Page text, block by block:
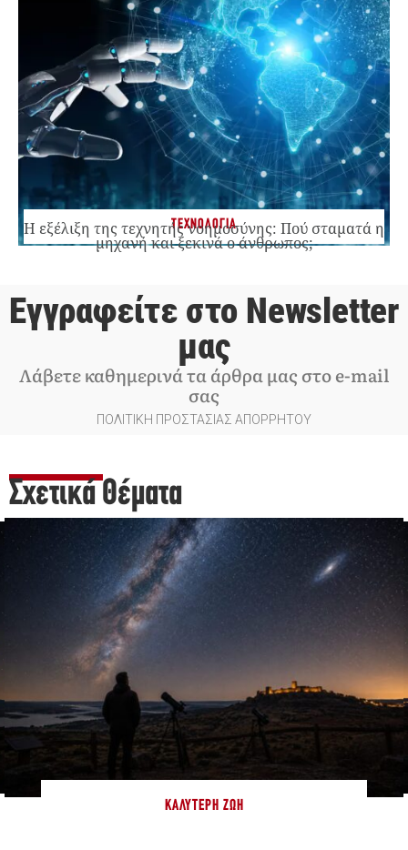
ΤΕΧΝΟΛΟΓΙΑ
Η εξέλιξη της τεχνητής νοημοσύνης: Πού σταματά η
μηχανή και ξεκινά ο άνθρωπος;
Εγγραφείτε στο Newsletter
μας
Λάβετε καθημερινά τα άρθρα μας στο e-mail
σας
ΠΟΛΙΤΙΚΗ ΠΡΟΣΤΑΣΙΑΣ ΑΠΟΡΡΗΤΟΥ
Σχετικά Θέματα
ΚΑΛΎΤΕΡΗ ΖΩΉ